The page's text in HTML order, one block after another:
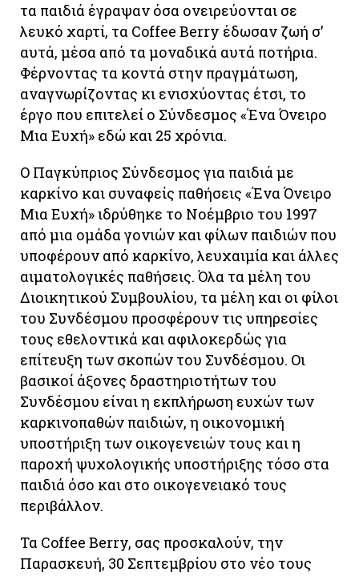
τα παιδιά έγραψαν όσα ονειρεύονται σε
λευκό χαρτί, τα Coffee Berry έδωσαν ζωή σ’
αυτά, μέσα από τα μοναδικά αυτά ποτήρια.
Φέρνοντας τα κοντά στην πραγμάτωση,
αναγνωρίζοντας κι ενισχύοντας έτσι, το
έργο που επιτελεί ο Σύνδεσμος «Ένα Όνειρο
Μια Ευχή» εδώ και 25 χρόνια.
Ο Παγκύπριος Σύνδεσμος για παιδιά με
καρκίνο και συναφείς παθήσεις «Ένα Όνειρο
Μια Ευχή» ιδρύθηκε το Νοέμβριο του 1997
από μια ομάδα γονιών και φίλων παιδιών που
υποφέρουν από καρκίνο, λευχαιμία και άλλες
αιματολογικές παθήσεις. Όλα τα μέλη του
Διοικητικού Συμβουλίου, τα μέλη και οι φίλοι
του Συνδέσμου προσφέρουν τις υπηρεσίες
τους εθελοντικά και αφιλοκερδώς για
επίτευξη των σκοπών του Συνδέσμου. Οι
βασικοί άξονες δραστηριοτήτων του
Συνδέσμου είναι η εκπλήρωση ευχών των
καρκινοπαθών παιδιών, η οικονομική
υποστήριξη των οικογενειών τους και η
παροχή ψυχολογικής υποστήριξης τόσο στα
παιδιά όσο και στο οικογενειακό τους
περιβάλλον.
Τα Coffee Berry, σας προσκαλούν, την
Παρασκευή, 30 Σεπτεμβρίου στο νέο τους